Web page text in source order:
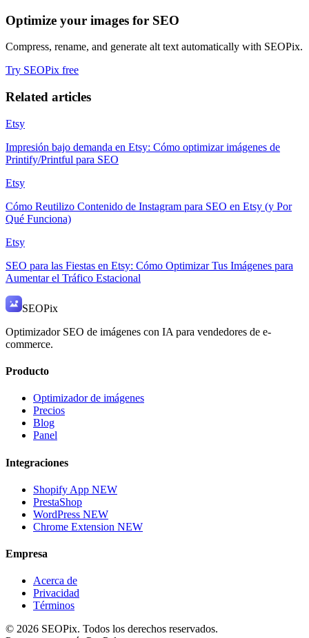
Optimize your images for SEO
Compress, rename, and generate alt text automatically with SEOPix.
Try SEOPix free
Related articles
Etsy
Impresión bajo demanda en Etsy: Cómo optimizar imágenes de
Printify/Printful para SEO
Etsy
Cómo Reutilizo Contenido de Instagram para SEO en Etsy (y Por
Qué Funciona)
Etsy
SEO para las Fiestas en Etsy: Cómo Optimizar Tus Imágenes para
Aumentar el Tráfico Estacional
SEOPix
Optimizador SEO de imágenes con IA para vendedores de e-
commerce.
Producto
Optimizador de imágenes
Precios
Blog
Panel
Integraciones
Shopify App NEW
PrestaShop
WordPress NEW
Chrome Extension NEW
Empresa
Acerca de
Privacidad
Términos
© 2026 SEOPix. Todos los derechos reservados.